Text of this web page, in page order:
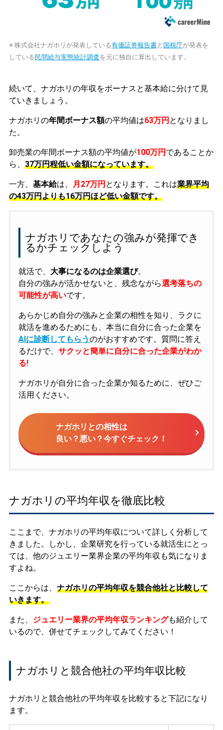
※ 株式会社ナガホリが発表している有価証券報告書と 国税庁が発表を
している 民間給与実態統計調査を元に独自に算出しています。
続いて、ナガホリの年収をボーナスと基本給に分けて見
ていきましょう。
ナガホリの年間ボーナス額の平均値は63万円 となりまし
た。
卸売業の年間ボーナス額の平均値が100万円 であることか
ら、 37万円程低い金額になっています。
一方、 基本給は、 月27万円 となります。これは業界平均
の43万円よりも16万円ほど低い金額です。
ナガホリであなたの強みが発揮でき
るかチェックしよう
就活で、 大事になるのは企業選び。
自分の強みが活かせないと、残念ながら選考落ちの
可能性が高いです。
あらかじめ自分の強みと企業の相性を知り、ラクに
就活を進めるためにも、本当に自分に合った企業を
AIに診断してもらうのがおすすめです。質問に答え
るだけで、 サクッと簡単に自分に合った企業がわか
る!
ナガホリが自分に合った企業か知るために、ぜひご
活用ください。
ナガホリとの相性は
良い？悪い？今すぐチェック！
ナガホリの平均年収を徹底比較
ここまで、ナガホリの平均年収について詳しく分析して
きました。しかし、企業研究を行っている就活生にとっ
ては、他のジュエリー業界企業の平均年収も気になりま
すよね。
ここからは、 ナガホリの平均年収を競合他社と比較して
いきます。
また、 ジュエリー業界の平均年収ランキングも紹介して
いるので、併せてチェックしてみてください！
ナガホリと競合他社の平均年収比較
ナガホリと競合他社の平均年収を比較すると下記になり
ます。